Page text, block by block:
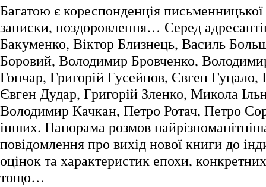
Багатою є кореспонденція письменницької
записки, поздоровлення… Серед
Бакуменко, Віктор Близнець, Василь
Боровий, Володимир Бровченко,
Гончар, Григорій Гусейнов, Євген Гуцало,
Євген Дудар, Григорій Зленко, Микола
Володимир Качкан, Петро Ротач, Петро
інших. Панорама розмов
повідомлення про вихід нової книги до
оцінок та характеристик епохи,
тощо…